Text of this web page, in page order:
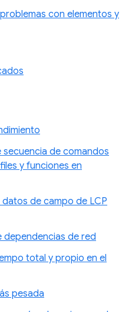
con elementos y
de comandos
y funciones en
de campo de LCP
dependencias de red
total y propio en el
pesada